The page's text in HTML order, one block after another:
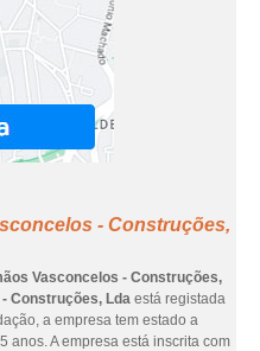
- Construções,
Vasconcelos - Construções,
Construções, Lda está registada
a empresa tem estado a
anos. A empresa está inscrita com